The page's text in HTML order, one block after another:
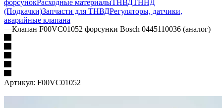
форсунокРасходные материалыТНВД ТННД
(Подкачки)Запчасти для ТНВДРегуляторы, датчики,
аварийные клапана
—Клапан F00VC01052 форсунки Bosch 0445110036 (аналог)
Артикул: F00VC01052